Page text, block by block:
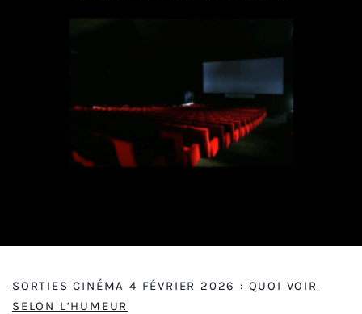
SORTIES CINÉMA 4 FÉVRIER 2026 : QUOI VOIR
SELON L’HUMEUR